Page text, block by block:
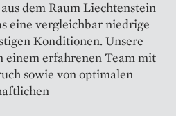
dem Raum Liechtenstein
eine vergleichbar niedrige
Konditionen. Unsere
erfahrenen Team mit
sowie von optimalen